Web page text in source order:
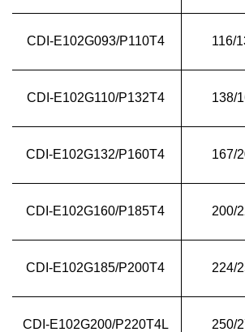
CDI-E102G093/P110T4 116/
CDI-E102G110/P132T4 138/
CDI-E102G132/P160T4 167/
CDI-E102G160/P185T4 200/
CDI-E102G185/P200T4 224/
CDI-E102G200/P220T4L 250/